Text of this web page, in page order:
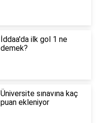
İddaa'da ilk gol 1 ne
demek?
Üniversite sınavına kaç
puan ekleniyor